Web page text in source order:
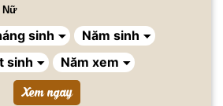
Nữ